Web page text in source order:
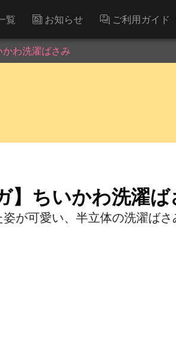
覧 お知らせ ご利用ガイド
かわ洗濯ばさみ
】ちいかわ洗濯
が可愛い、半立体の洗濯ばさ